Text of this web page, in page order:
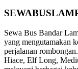
Sewa Bus Bandar
yang mengutamakan
perjalanan
Hiace, Elf Long,